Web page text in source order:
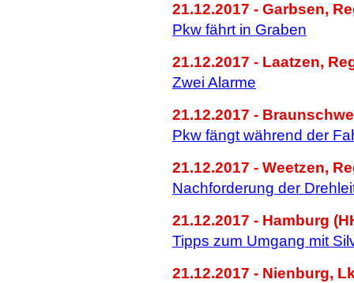
21.12.2017 - Garbsen,
Pkw fährt in Graben
21.12.2017 - Laatzen,
Zwei Alarme
21.12.2017 -
Pkw fängt während der
21.12.2017 - Weetzen,
Nachforderung der
21.12.2017 - Hamburg
Tipps zum Umgang mit
21.12.2017 - Nienburg,